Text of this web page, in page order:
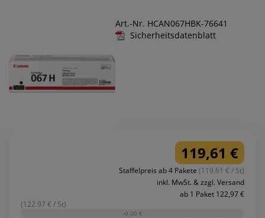
Art.-Nr. HCAN067HBK-76641
Sicherheitsdatenblatt
119,61 €
Staffelpreis ab 4 Pakete (119.61 € / St)
inkl. MwSt. & zzgl. Versand
ab 1 Paket 122,97 €
(122.97 € / St)
-0,00 €